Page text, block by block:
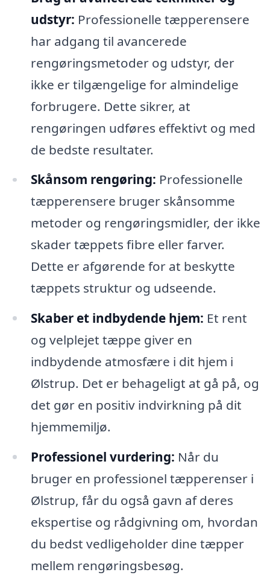
udstyr: Professionelle tæpperensere
har adgang til avancerede
rengøringsmetoder og udstyr, der
ikke er tilgængelige for almindelige
forbrugere. Dette sikrer, at
rengøringen udføres effektivt og med
de bedste resultater.
Skånsom rengøring: Professionelle
tæpperensere bruger skånsomme
metoder og rengøringsmidler, der ikke
skader tæppets fibre eller farver.
Dette er afgørende for at beskytte
tæppets struktur og udseende.
Skaber et indbydende hjem: Et rent
og velplejet tæppe giver en
indbydende atmosfære i dit hjem i
Ølstrup. Det er behageligt at gå på, og
det gør en positiv indvirkning på dit
hjemmemiljø.
Professionel vurdering: Når du
bruger en professionel tæpperenser i
Ølstrup, får du også gavn af deres
ekspertise og rådgivning om, hvordan
du bedst vedligeholder dine tæpper
mellem rengøringsbesøg.